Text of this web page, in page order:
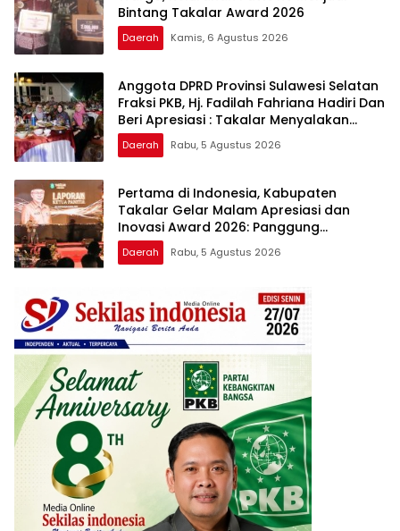
Bintang Takalar Award 2026
Daerah Kamis, 6 Agustus 2026
Anggota DPRD Provinsi Sulawesi Selatan
Fraksi PKB, Hj. Fadilah Fahriana Hadiri Dan
Beri Apresiasi : Takalar Menyalakan
Lentera Pengabdian Melalui Malam
Apresiasi dan Inovasi Award 2026
Daerah Rabu, 5 Agustus 2026
Pertama di Indonesia, Kabupaten
Takalar Gelar Malam Apresiasi dan
Inovasi Award 2026: Panggung
Penghargaan bagi Pelayan Publik
Berprestasi
Daerah Rabu, 5 Agustus 2026